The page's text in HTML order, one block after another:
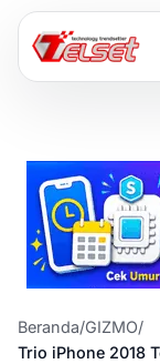
Beranda/GIZMO/
Trio iPhone 2018